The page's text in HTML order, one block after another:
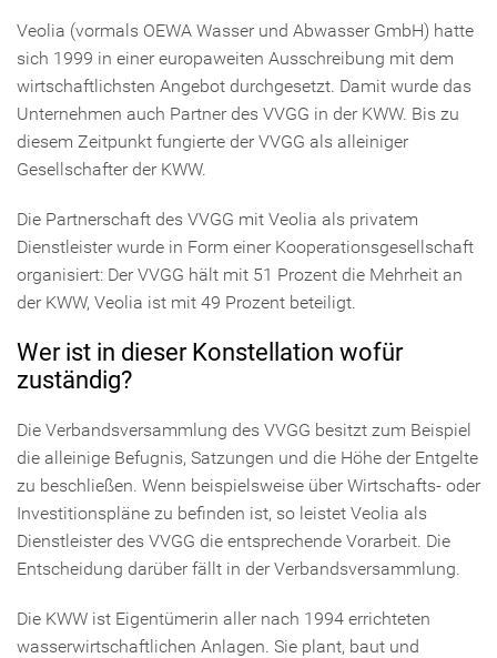
Veolia (vormals OEWA Wasser und Abwasser GmbH) hatte
sich 1999 in einer europaweiten Ausschreibung mit dem
wirtschaftlichsten Angebot durchgesetzt. Damit wurde das
Unternehmen auch Partner des VVGG in der KWW. Bis zu
diesem Zeitpunkt fungierte der VVGG als alleiniger
Gesellschafter der KWW.
Die Partnerschaft des VVGG mit Veolia als privatem
Dienstleister wurde in Form einer Kooperationsgesellschaft
organisiert: Der VVGG hält mit 51 Prozent die Mehrheit an
der KWW, Veolia ist mit 49 Prozent beteiligt.
Wer ist in dieser Konstellation wofür
zuständig?
Die Verbandsversammlung des VVGG besitzt zum Beispiel
die alleinige Befugnis, Satzungen und die Höhe der Entgelte
zu beschließen. Wenn beispielsweise über Wirtschafts- oder
Investitionspläne zu befinden ist, so leistet Veolia als
Dienstleister des VVGG die entsprechende Vorarbeit. Die
Entscheidung darüber fällt in der Verbandsversammlung.
Die KWW ist Eigentümerin aller nach 1994 errichteten
wasserwirtschaftlichen Anlagen. Sie plant, baut und